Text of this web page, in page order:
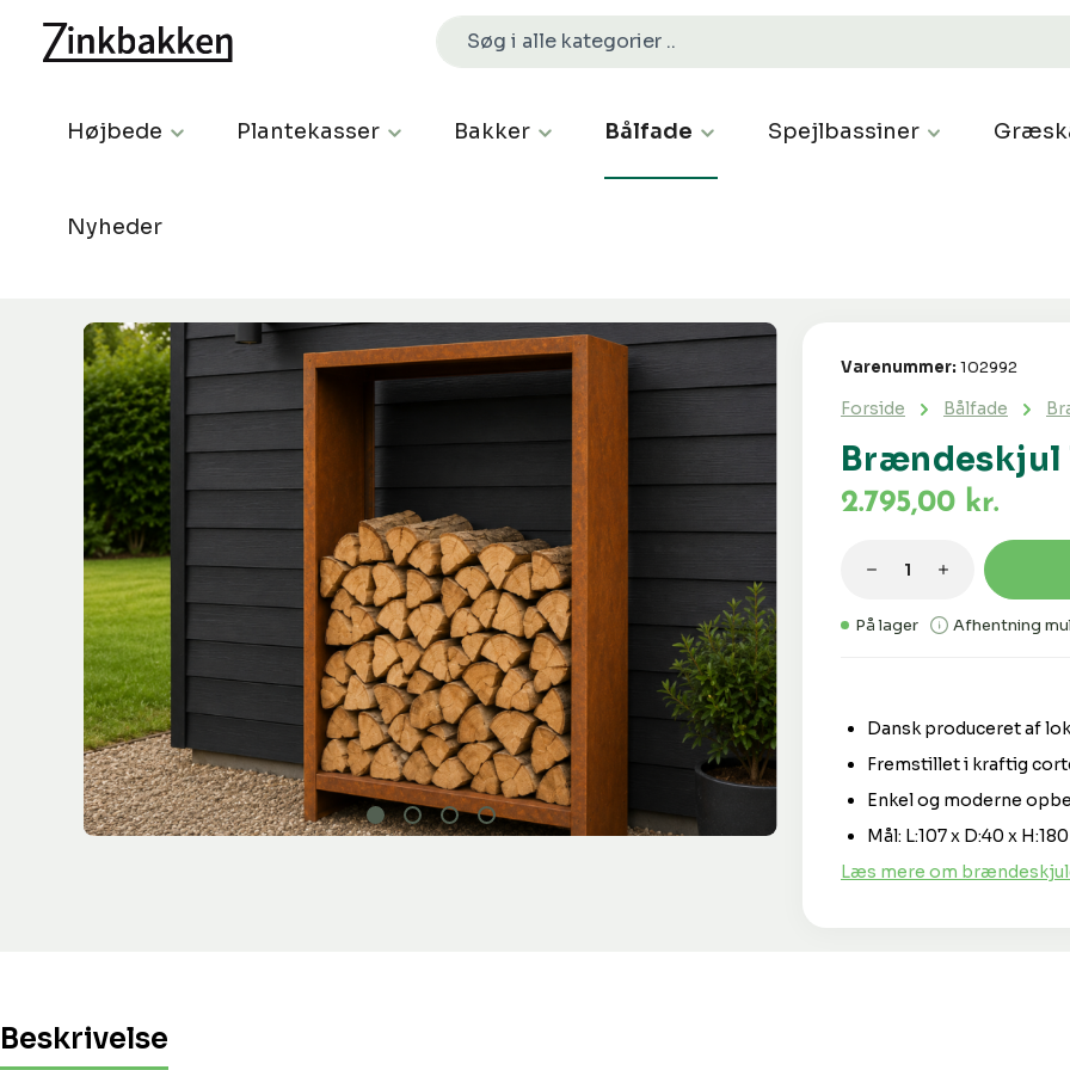
Højbede Plantekasser Bakker Bålfade Spejlbassiner
Nyheder
Spring over billedgalleri
Brændeskjul
Forside Bålfade
Varenummer: 102992
Dansk produceret af
Fremstillet i kraftig
Enkel og moderne
Mål: L:107 x D:40 x
Læs mere om
2.795,00 kr.
På lager Afhentning
Beskrivelse